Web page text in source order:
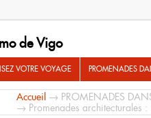
de Vigo
VOTRE VOYAGE PROMENADES
Accueil → PROMENADES
→ Promenades architecturales :